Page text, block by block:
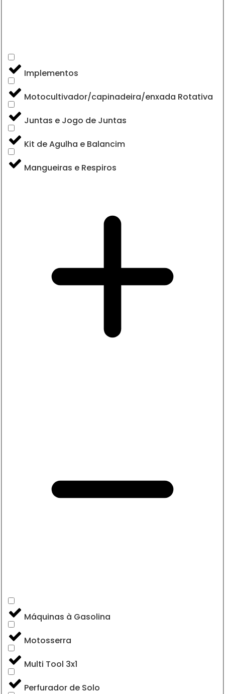
Implementos
Motocultivador/capinadeira/enxada Rotativa
Juntas e Jogo de Juntas
Kit de Agulha e Balancim
Mangueiras e Respiros
Máquinas à Gasolina
Motosserra
Multi Tool 3x1
Perfurador de Solo